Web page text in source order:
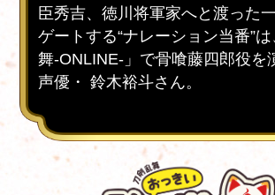
臣秀吉、徳川将軍家へと渡った
ゲートする“ナレーション当番”
舞-ONLINE-」で骨喰藤四郎役を
声優・ 鈴木裕斗さん。